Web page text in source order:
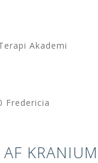
Akademi
Fredericia